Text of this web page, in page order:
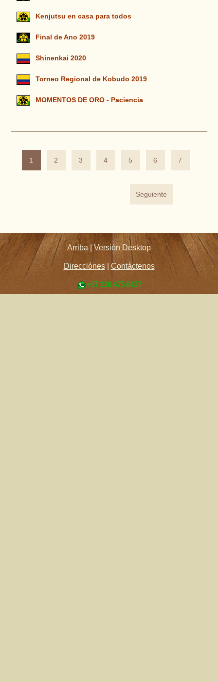
Kenjutsu en casa para todos
Final de Ano 2019
Shinenkai 2020
Torneo Regional de Kobudo 2019
MOMENTOS DE ORO - Paciencia
1 2 3 4 5 6 7
Seguiente
Arriba |Versión Desktop
Direcciónes| Contáctenos
+57 316 475 8437